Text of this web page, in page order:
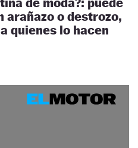
arañazo o destrozo,
quienes lo hacen